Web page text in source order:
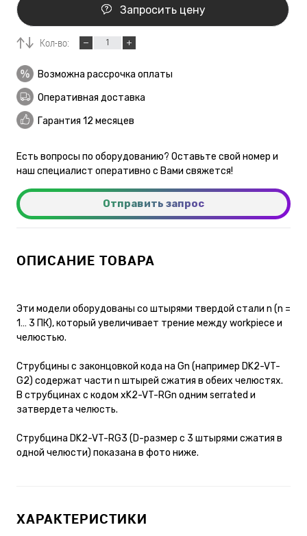
Запросить цену
Кол-во:
Возможна рассрочка оплаты
Оперативная доставка
Гарантия 12 месяцев
Есть вопросы по оборудованию? Оставьте свой номер и
наш специалист оперативно с Вами свяжется!
Отправить запрос
ОПИСАНИЕ ТОВАРА
Эти модели оборудованы со штырями твердой стали n (n =
1… 3 ПК), который увеличивает трение между workpiece и
челюстью.
Струбцины с законцовкой кода на Gn (например DK2-VT-
G2) содержат части n штырей сжатия в обеих челюстях.
В струбцинах с кодом xK2-VT-RGn одним serrated и
затвердета челюсть.
Струбцина DK2-VT-RG3 (D-размер с 3 штырями сжатия в
одной челюсти) показана в фото ниже.
ХАРАКТЕРИСТИКИ